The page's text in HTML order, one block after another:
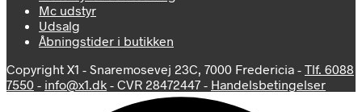
Mc udstyr
Udsalg
Åbningstider i butikken
Copyright X1 - Snaremosevej 23C, 7000 Fredericia - Tlf. 6088
7550 - info@x1.dk - CVR 28472447 - Handelsbetingelser